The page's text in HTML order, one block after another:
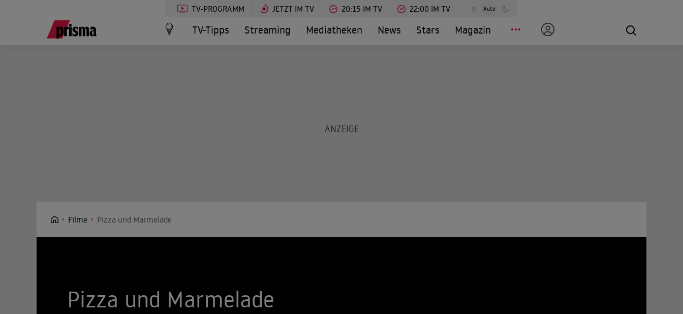
TV-PROGRAMM JETZT IM TV 20:15 IM TV 22:00 IM TV Auto
TV-Tipps Streaming Mediatheken News Stars Magazin
Filme Pizza und Marmelade
Pizza und Marmelade